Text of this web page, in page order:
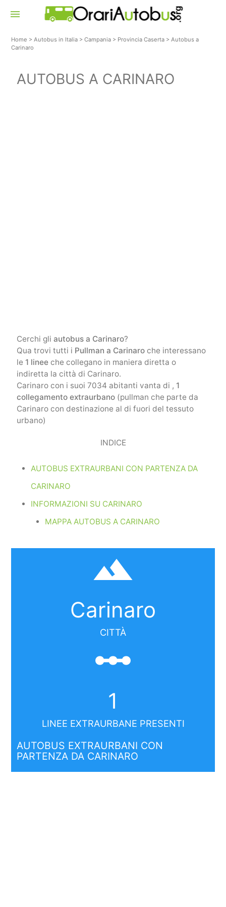
menu
Home >Autobus in Italia >Campania > Provincia Caserta >Autobus a
Carinaro
AUTOBUS A CARINARO
Cerchi gli autobus a Carinaro?
Qua trovi tutti i Pullman a Carinaroche interessano
le 1 lineeche collegano in maniera diretta o
indiretta la città di Carinaro.
Carinaro con i suoi 7034 abitanti vanta di , 1
collegamento extraurbano(pullman che parte da
Carinaro con destinazione al di fuori del tessuto
urbano)
INDICE
AUTOBUS EXTRAURBANI CON PARTENZA DA
CARINARO
INFORMAZIONI SU CARINARO
MAPPA AUTOBUS A CARINARO
filter_hdr
Carinaro
CITTÀ
linear_scale
1
LINEE EXTRAURBANE PRESENTI
AUTOBUS EXTRAURBANI CON
PARTENZA DA CARINARO